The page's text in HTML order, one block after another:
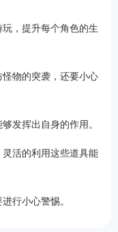
，提升每个角色的生
物的突袭，还要小心
发挥出自身的作用。
活的利用这些道具能
行小心警惕。